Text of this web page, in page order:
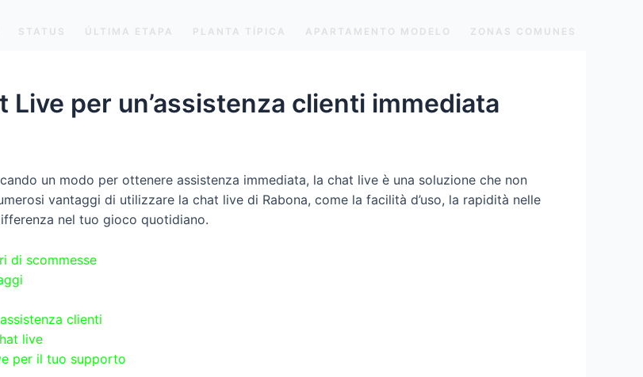
STATUS ÚLTIMA ETAPA PLANTA TÍPICA APARTAMENTO MODELO ZONAS COMUNES
Live per un’assistenza clienti immediata
un modo per ottenere assistenza immediata, la chat live è una soluzione che non
vantaggi di utilizzare la chat live di Rabona, come la facilità d’uso, la rapidità nelle
nel tuo gioco quotidiano.
di scommesse
clienti
live
per il tuo supporto